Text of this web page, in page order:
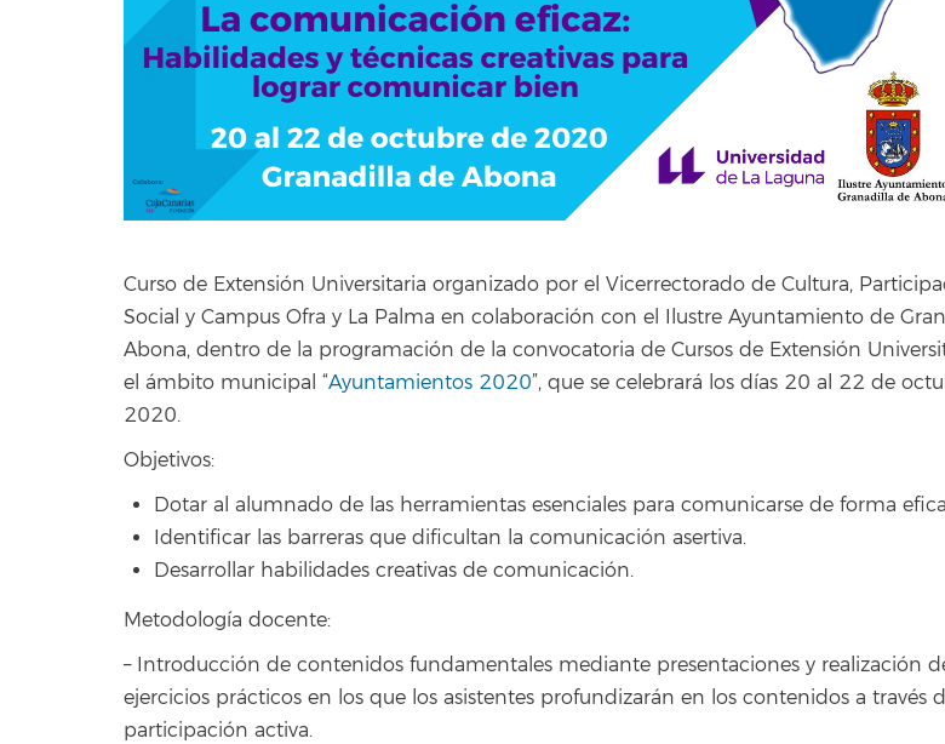
Curso de Extensión Universitaria organizado por el Vicerrectorado de Cultura,
Social y Campus Ofra y La Palma en colaboración con el Ilustre Ayuntamiento de
Abona, dentro de la programación de la convocatoria de Cursos de Extensión
el ámbito municipal “Ayuntamientos 2020”, que se celebrará los días 20 al 22 de
2020.
Objetivos:
Dotar al alumnado de las herramientas esenciales para comunicarse de forma
Identificar las barreras que dificultan la comunicación asertiva.
Desarrollar habilidades creativas de comunicación.
Metodología docente:
– Introducción de contenidos fundamentales mediante presentaciones y realización
ejercicios prácticos en los que los asistentes profundizarán en los contenidos a través
participación activa.